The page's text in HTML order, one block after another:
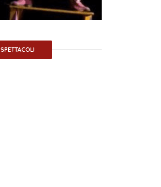
SPETTACOLI